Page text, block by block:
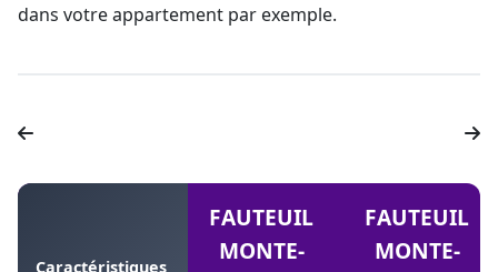
dans votre appartement par exemple.
Caractéristiques
FAUTEUIL
MONTE-
FAUTEUIL
MONTE-